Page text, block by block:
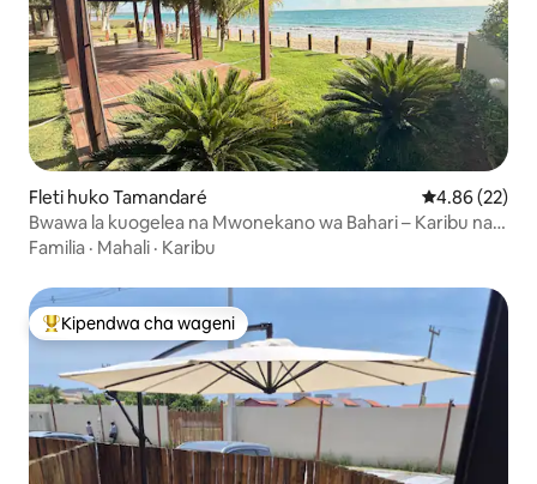
Fleti huko Tamandaré Ukadiriaji wa
4.86 (22)
Bwawa la kuogelea na Mwonekano wa Bahari – Karibu na
Ufukwe wa Carneiros
Familia · Mahali · Karibu
Kipendwa maarufu cha wageni
Kipendwa cha wageni